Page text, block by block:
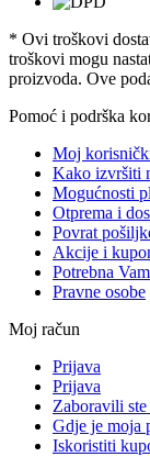
* Ovi troškovi
troškovi mogu
proizvoda. Ove
Pomoć i podrška
Moj
Kako izvršiti
Mogućnosti
Otprema i
Povrat
Akcije i
Potrebna
Pravne osobe
Moj račun
Prijava
Prijava
Zaboravili
Gdje je moja
Iskoristiti